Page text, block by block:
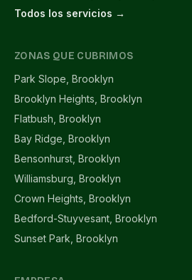
Todos los servicios →
ZONAS QUE CUBRIMOS
Park Slope, Brooklyn
Brooklyn Heights, Brooklyn
Flatbush, Brooklyn
Bay Ridge, Brooklyn
Bensonhurst, Brooklyn
Williamsburg, Brooklyn
Crown Heights, Brooklyn
Bedford-Stuyvesant, Brooklyn
Sunset Park, Brooklyn